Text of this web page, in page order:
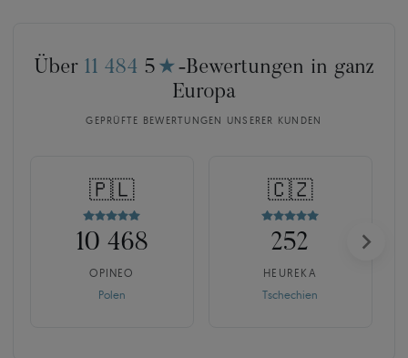
Über 11 484 5 ★ -Bewertungen in ganz
Europa
GEPRÜFTE BEWERTUNGEN UNSERER KUNDEN
🇵🇱
10 468
OPINEO
Polen
🇨🇿
252
HEUREKA
Tschechien